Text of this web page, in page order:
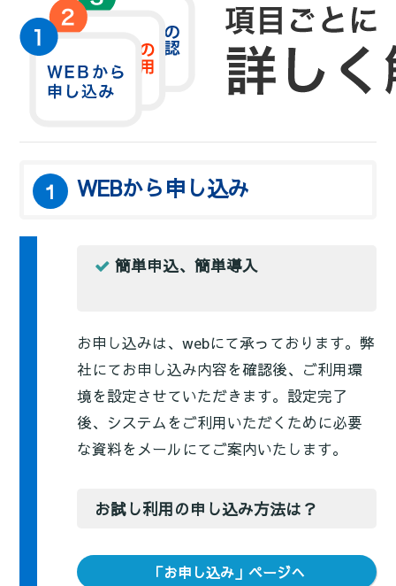
１ WEBから申し込み
簡単申込、簡単導入
お申し込みは、webにて承っております。弊
社にてお申し込み内容を確認後、ご利用環
境を設定させていただきます。設定完了
後、システムをご利用いただくために必要
な資料をメールにてご案内いたします。
お試し利用の申し込み方法は？
「お申し込み」ページへ